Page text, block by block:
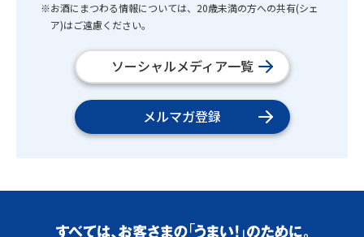
※お酒にまつわる情報については、20歳未満の方への共有(シェ
ア)はご遠慮ください。
ソーシャルメディア一覧
メルマガ登録